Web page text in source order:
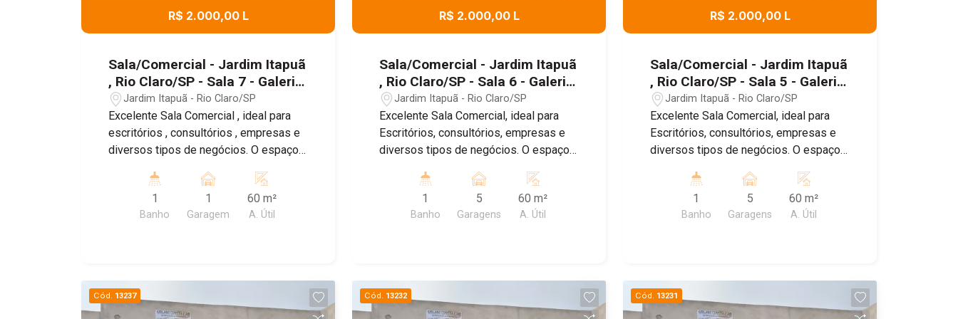
R$ 2.000,00 L
Sala/Comercial - Jardim Itapuã
, Rio Claro/SP - Sala 7 - Galeria
VIP Itapuã
Jardim Itapuã - Rio Claro/SP
Excelente Sala Comercial , ideal para
escritórios , consultórios , empresas e
diversos tipos de negócios. O espaço
distribuído , banheiro privativo , Ar
Condicionado , proporcionando mais
conforto para o dia a dia , e sistema de
1
Banho
1
Garagem
60 m²
A. Útil
R$ 2.000,00 L
Sala/Comercial - Jardim Itapuã
, Rio Claro/SP - Sala 6 - Galeria
VIP Itapuã
Jardim Itapuã - Rio Claro/SP
Excelente Sala Comercial, ideal para
Escritórios, consultórios, empresas e
diversos tipos de negócios. O espaço
distribuído , banheiro Privativo, ar
condicionado, proporcionando mais
conforto para o dia dia , e Sistema de
1
Banho
5
Garagens
60 m²
A. Útil
R$ 2.000,00 L
Sala/Comercial - Jardim Itapuã
, Rio Claro/SP - Sala 5 - Galeria
VIP Itapuã
Jardim Itapuã - Rio Claro/SP
Excelente Sala Comercial, ideal para
Escritórios, consultórios, empresas e
diversos tipos de negócios. O espaço
distribuído , banheiro Privativo, ar
condicionado, proporcionando mais
conforto para o dia dia , e Sistema de
1
Banho
5
Garagens
60 m²
A. Útil
Cód. 13237 Cód. 13232 Cód. 13231